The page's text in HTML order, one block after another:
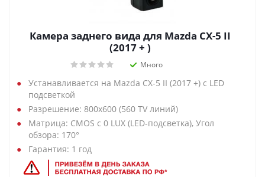
Камера заднего вида для Mazda CX-5 II
(2017 + )
Много
Устанавливается на Mazda CX-5 II (2017 +) с LED
подсветкой
Разрешение: 800х600 (560 TV линий)
Матрица: CMOS с 0 LUX (LED-подсветка), Угол
обзора: 170°
Гарантия: 1 год